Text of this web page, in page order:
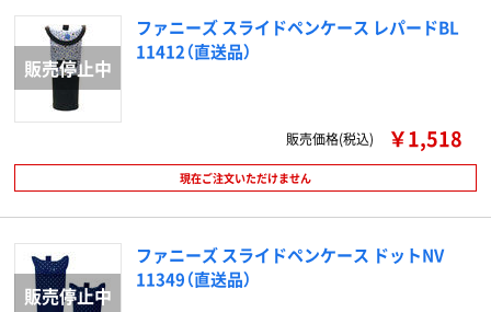
ファニーズ スライドペンケース レパードBL
11412（直送品）
販売価格(税込) ￥1,518
現在ご注文いただけません
ファニーズ スライドペンケース ドットNV
11349（直送品）